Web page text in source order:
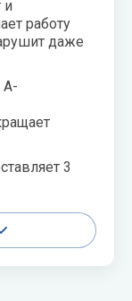
и
работу
даже
А-
3